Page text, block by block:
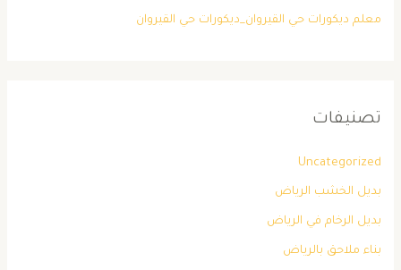
معلم ديكورات حي القيروان_ديكورات حي القيروان
تصنيفات
Uncategorized
بديل الخشب الرياض
بديل الرخام في الرياض
بناء ملاحق بالرياض